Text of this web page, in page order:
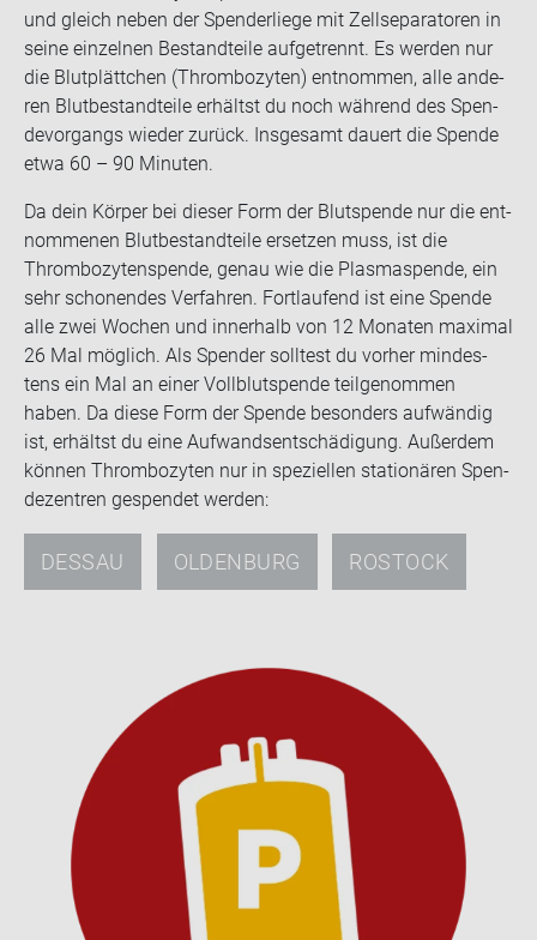
und gleich neben der Spen­der­lie­ge mit Zell­se­pa­ra­to­ren in
seine ein­zel­nen Be­stand­tei­le auf­ge­trennt. Es wer­den nur
die Blut­plätt­chen (Throm­bo­zy­ten) ent­nom­men, alle an­de­
ren Blut­be­stand­tei­le er­hältst du noch wäh­rend des Spen­
de­vor­gangs wie­der zu­rück. Ins­ge­samt dau­ert die Spen­de
etwa 60 – 90 Mi­nu­ten.
Da dein Kör­per bei die­ser Form der Blut­spen­de nur die ent­
nom­me­nen Blut­be­stand­tei­le er­set­zen muss, ist die
Throm­bo­zy­ten­spen­de, genau wie die Plas­ma­spen­de, ein
sehr scho­nen­des Ver­fah­ren. Fort­lau­fend ist eine Spen­de
alle zwei Wo­chen und in­ner­halb von 12 Mo­na­ten ma­xi­mal
26 Mal mög­lich. Als Spen­der soll­test du vor­her min­des­
tens ein Mal an einer Voll­blut­spen­de teil­ge­nom­men
haben. Da diese Form der Spen­de be­son­ders auf­wän­dig
ist, er­hältst du eine Auf­wands­ent­schä­di­gung. Au­ßer­dem
kön­nen Throm­bo­zy­ten nur in spe­zi­el­len sta­tio­nä­ren Spen­
de­zen­tren ge­spen­det wer­den:
DES­SAU OL­DEN­BURG ROS­TOCK